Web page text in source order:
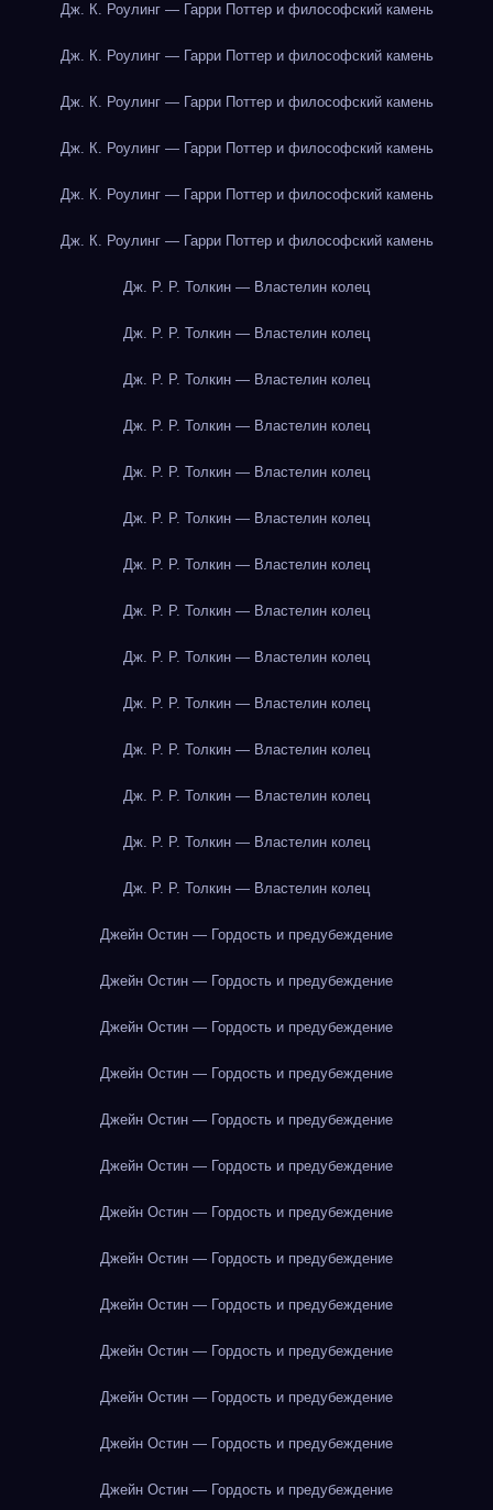
Дж. К. Роулинг — Гарри Поттер и философский камень
Дж. К. Роулинг — Гарри Поттер и философский камень
Дж. К. Роулинг — Гарри Поттер и философский камень
Дж. К. Роулинг — Гарри Поттер и философский камень
Дж. К. Роулинг — Гарри Поттер и философский камень
Дж. К. Роулинг — Гарри Поттер и философский камень
Дж. Р. Р. Толкин — Властелин колец
Дж. Р. Р. Толкин — Властелин колец
Дж. Р. Р. Толкин — Властелин колец
Дж. Р. Р. Толкин — Властелин колец
Дж. Р. Р. Толкин — Властелин колец
Дж. Р. Р. Толкин — Властелин колец
Дж. Р. Р. Толкин — Властелин колец
Дж. Р. Р. Толкин — Властелин колец
Дж. Р. Р. Толкин — Властелин колец
Дж. Р. Р. Толкин — Властелин колец
Дж. Р. Р. Толкин — Властелин колец
Дж. Р. Р. Толкин — Властелин колец
Дж. Р. Р. Толкин — Властелин колец
Дж. Р. Р. Толкин — Властелин колец
Джейн Остин — Гордость и предубеждение
Джейн Остин — Гордость и предубеждение
Джейн Остин — Гордость и предубеждение
Джейн Остин — Гордость и предубеждение
Джейн Остин — Гордость и предубеждение
Джейн Остин — Гордость и предубеждение
Джейн Остин — Гордость и предубеждение
Джейн Остин — Гордость и предубеждение
Джейн Остин — Гордость и предубеждение
Джейн Остин — Гордость и предубеждение
Джейн Остин — Гордость и предубеждение
Джейн Остин — Гордость и предубеждение
Джейн Остин — Гордость и предубеждение